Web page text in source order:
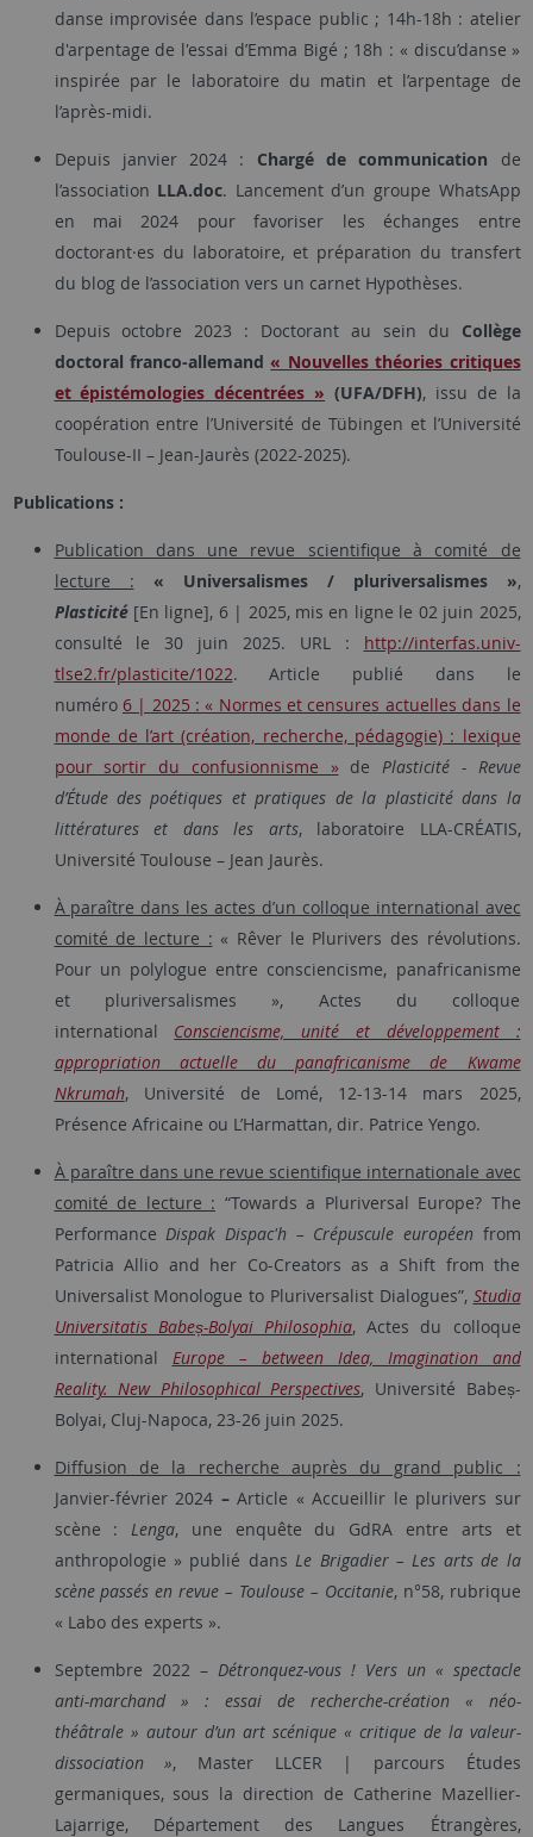
danse improvisée dans l’espace public ; 14h-18h : atelier
d'arpentage de l'essai d’Emma Bigé ; 18h : « discu’danse »
inspirée par le laboratoire du matin et l’arpentage de
l’après-midi.
Depuis janvier 2024 : Chargé de communication de
l’association LLA.doc. Lancement d’un groupe WhatsApp
en mai 2024 pour favoriser les échanges entre
doctorant·es du laboratoire, et préparation du transfert
du blog de l’association vers un carnet Hypothèses.
Depuis octobre 2023 : Doctorant au sein du Collège
doctoral franco-allemand« Nouvelles théories critiques
et épistémologies décentrées » (UFA/DFH), issu de la
coopération entre l’Université de Tübingen et l’Université
Toulouse-II – Jean-Jaurès (2022-2025).
Publications :
Publication dans une revue scientifique à comité de
lecture :
« Universalismes / pluriversalismes »,
Plasticité[En ligne], 6 | 2025, mis en ligne le 02 juin 2025,
consulté le 30 juin 2025. URL : http://interfas.univ-
tlse2.fr/plasticite/1022. Article publié dans le
numéro 6 | 2025 : « Normes et censures actuelles dans le
monde de l’art (création, recherche, pédagogie) : lexique
pour sortir du confusionnisme »de Plasticité - Revue
d’Étude des poétiques et pratiques de la plasticité dans la
littératures et dans les arts, laboratoire LLA-CRÉATIS,
Université Toulouse – Jean Jaurès.
À paraître dans les actes d’un colloque international avec
comité de lecture : « Rêver le Plurivers des révolutions.
Pour un polylogue entre consciencisme, panafricanisme
et pluriversalismes », Actes du colloque
international Consciencisme, unité et développement :
appropriation actuelle du panafricanisme de Kwame
Nkrumah, Université de Lomé, 12-13-14 mars 2025,
Présence Africaine ou L’Harmattan, dir. Patrice Yengo.
À paraître dans une revue scientifique internationale avec
comité de lecture : “Towards a Pluriversal Europe? The
Performance Dispak Dispac'h – Crépuscule européen from
Patricia Allio and her Co-Creators as a Shift from the
Universalist Monologue to Pluriversalist Dialogues”, Studia
Universitatis Babeș-Bolyai Philosophia, Actes du colloque
international
Europe – between Idea, Imagination and
Reality. New Philosophical Perspectives, Université Babeș-
Bolyai, Cluj-Napoca, 23-26 juin 2025.
Diffusion de la recherche auprès du grand public :
Janvier-février 2024 – Article « Accueillir le plurivers sur
scène : Lenga, une enquête du GdRA entre arts et
anthropologie » publié dans Le Brigadier – Les arts de la
scène passés en revue – Toulouse – Occitanie, n°58, rubrique
« Labo des experts ».
Septembre 2022 – Détronquez-vous ! Vers un « spectacle
anti-marchand » : essai de recherche-création « néo-
théâtrale » autour d’un art scénique « critique de la valeur-
dissociation », Master LLCER | parcours Études
germaniques, sous la direction de Catherine Mazellier-
Lajarrige, Département des Langues Étrangères,